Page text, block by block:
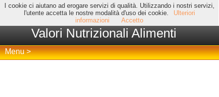
I cookie ci aiutano ad erogare servizi di qualità. Utilizzando i nostri servizi,
l'utente accetta le nostre modalità d'uso dei cookie.
Ulteriori
informazioni
Accetto
Valori Nutrizionali Alimenti
Menu >